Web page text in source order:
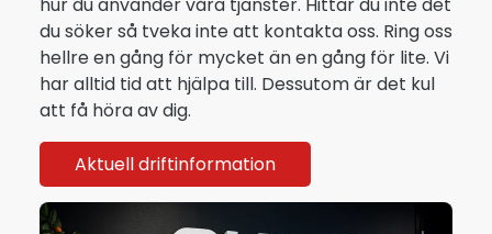
du söker så tveka inte att kontakta oss. Ring oss
hellre en gång för mycket än en gång för lite. Vi
har alltid tid att hjälpa till. Dessutom är det kul
att få höra av dig.
Aktuell driftinformation